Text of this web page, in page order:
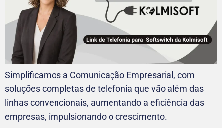
Simplificamos a Comunicação Empresarial, com
soluções completas de telefonia que vão além das
linhas convencionais, aumentando a eficiência das
empresas, impulsionando o crescimento.